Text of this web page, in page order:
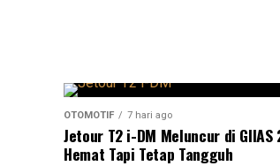
OTOMOTIF 7 hari ago
Jetour T2 i-DM Meluncur di GIIAS
Hemat Tapi Tetap Tangguh